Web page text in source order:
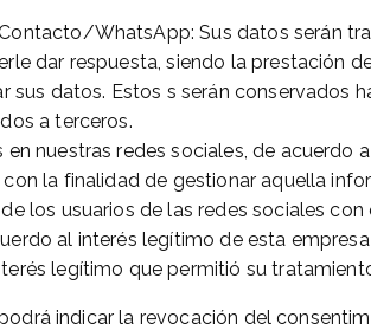
WhatsApp: Sus datos serán
dar respuesta, siendo la prestación
sus datos. Estos s serán conservados
a terceros.
en nuestras redes sociales, de acuerdo
la finalidad de gestionar aquella
los usuarios de las redes sociales
al interés legítimo de esta
legítimo que permitió su
indicar la revocación del